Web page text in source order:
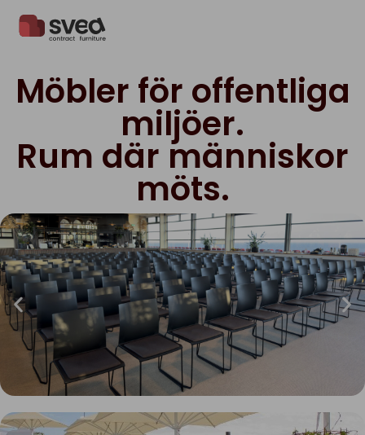
Möbler för offentliga
miljöer.
Rum där människor
möts.